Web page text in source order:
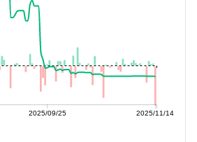
2025/09/25 2025/11/14